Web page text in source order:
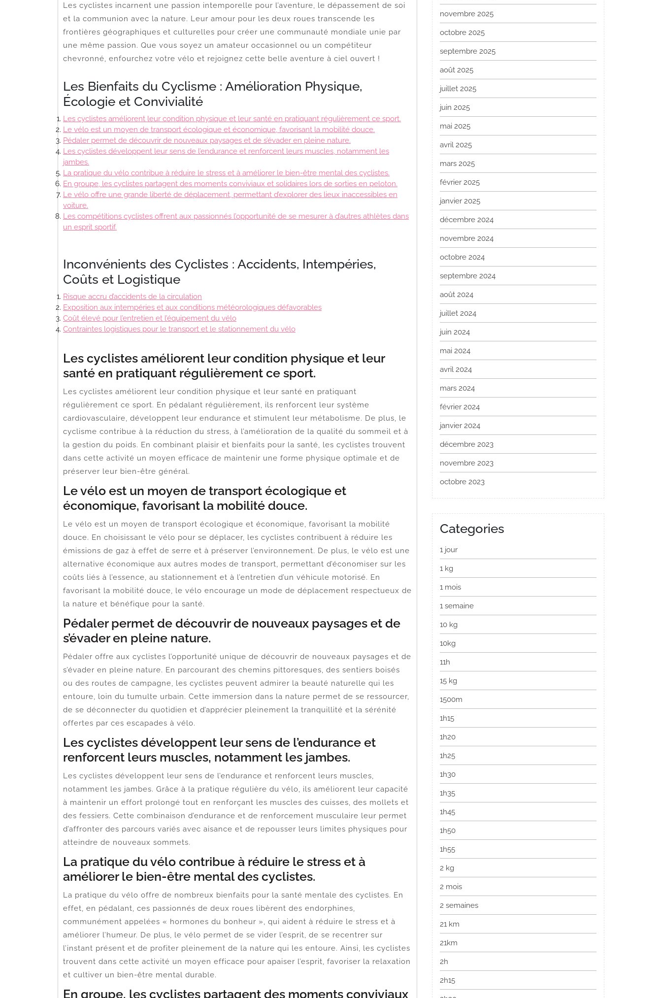
Les cyclistes incarnent une passion intemporelle pour l’aventure, le dépassement de soi
et la communion avec la nature. Leur amour pour les deux roues transcende les
frontières géographiques et culturelles pour créer une communauté mondiale unie par
une même passion. Que vous soyez un amateur occasionnel ou un compétiteur
chevronné, enfourchez votre vélo et rejoignez cette belle aventure à ciel ouvert !
Les Bienfaits du Cyclisme : Amélioration Physique,
Écologie et Convivialité
Les cyclistes améliorent leur condition physique et leur santé en pratiquant régulièrement ce sport.
Le vélo est un moyen de transport écologique et économique, favorisant la mobilité douce.
Pédaler permet de découvrir de nouveaux paysages et de s’évader en pleine nature.
Les cyclistes développent leur sens de l’endurance et renforcent leurs muscles, notamment les
jambes.
La pratique du vélo contribue à réduire le stress et à améliorer le bien-être mental des cyclistes.
En groupe, les cyclistes partagent des moments conviviaux et solidaires lors de sorties en peloton.
Le vélo offre une grande liberté de déplacement, permettant d’explorer des lieux inaccessibles en
voiture.
Les compétitions cyclistes offrent aux passionnés l’opportunité de se mesurer à d’autres athlètes dans
un esprit sportif.
Inconvénients des Cyclistes : Accidents, Intempéries,
Coûts et Logistique
Risque accru d’accidents de la circulation
Exposition aux intempéries et aux conditions météorologiques défavorables
Coût élevé pour l’entretien et l’équipement du vélo
Contraintes logistiques pour le transport et le stationnement du vélo
Les cyclistes améliorent leur condition physique et leur
santé en pratiquant régulièrement ce sport.
Les cyclistes améliorent leur condition physique et leur santé en pratiquant
régulièrement ce sport. En pédalant régulièrement, ils renforcent leur système
cardiovasculaire, développent leur endurance et stimulent leur métabolisme. De plus, le
cyclisme contribue à la réduction du stress, à l’amélioration de la qualité du sommeil et à
la gestion du poids. En combinant plaisir et bienfaits pour la santé, les cyclistes trouvent
dans cette activité un moyen efficace de maintenir une forme physique optimale et de
préserver leur bien-être général.
Le vélo est un moyen de transport écologique et
économique, favorisant la mobilité douce.
Le vélo est un moyen de transport écologique et économique, favorisant la mobilité
douce. En choisissant le vélo pour se déplacer, les cyclistes contribuent à réduire les
émissions de gaz à effet de serre et à préserver l’environnement. De plus, le vélo est une
alternative économique aux autres modes de transport, permettant d’économiser sur les
coûts liés à l’essence, au stationnement et à l’entretien d’un véhicule motorisé. En
favorisant la mobilité douce, le vélo encourage un mode de déplacement respectueux de
la nature et bénéfique pour la santé.
Pédaler permet de découvrir de nouveaux paysages et de
s’évader en pleine nature.
Pédaler offre aux cyclistes l’opportunité unique de découvrir de nouveaux paysages et de
s’évader en pleine nature. En parcourant des chemins pittoresques, des sentiers boisés
ou des routes de campagne, les cyclistes peuvent admirer la beauté naturelle qui les
entoure, loin du tumulte urbain. Cette immersion dans la nature permet de se ressourcer,
de se déconnecter du quotidien et d’apprécier pleinement la tranquillité et la sérénité
offertes par ces escapades à vélo.
Les cyclistes développent leur sens de l’endurance et
renforcent leurs muscles, notamment les jambes.
Les cyclistes développent leur sens de l’endurance et renforcent leurs muscles,
notamment les jambes. Grâce à la pratique régulière du vélo, ils améliorent leur capacité
à maintenir un effort prolongé tout en renforçant les muscles des cuisses, des mollets et
des fessiers. Cette combinaison d’endurance et de renforcement musculaire leur permet
d’affronter des parcours variés avec aisance et de repousser leurs limites physiques pour
atteindre de nouveaux sommets.
La pratique du vélo contribue à réduire le stress et à
améliorer le bien-être mental des cyclistes.
La pratique du vélo offre de nombreux bienfaits pour la santé mentale des cyclistes. En
effet, en pédalant, ces passionnés de deux roues libèrent des endorphines,
communément appelées « hormones du bonheur », qui aident à réduire le stress et à
améliorer l’humeur. De plus, le vélo permet de se vider l’esprit, de se recentrer sur
l’instant présent et de profiter pleinement de la nature qui les entoure. Ainsi, les cyclistes
trouvent dans cette activité un moyen efficace pour apaiser l’esprit, favoriser la relaxation
et cultiver un bien-être mental durable.
En groupe, les cyclistes partagent des moments conviviaux
novembre 2025
octobre 2025
septembre 2025
août 2025
juillet 2025
juin 2025
mai 2025
avril 2025
mars 2025
février 2025
janvier 2025
décembre 2024
novembre 2024
octobre 2024
septembre 2024
août 2024
juillet 2024
juin 2024
mai 2024
avril 2024
mars 2024
février 2024
janvier 2024
décembre 2023
novembre 2023
octobre 2023
Categories
1 jour
1 kg
1 mois
1 semaine
10 kg
10kg
11h
15 kg
1500m
1h15
1h20
1h25
1h30
1h35
1h45
1h50
1h55
2 kg
2 mois
2 semaines
21 km
21km
2h
2h15